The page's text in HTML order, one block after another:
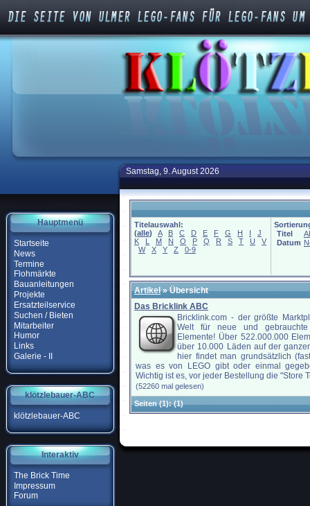
Hauptmenü
Startseite
News
Termine
Flohmärkte
Bauanleitungen
Projekte
Ersatzteilservice
Suchen / Bieten
Mitarbeiter
Humor
Links
Galerie - II
klötzlebauer-ABC
klötzlebauer-ABC
Interaktiv
The Brick Time
Impressum
Forum
Samstag, 9. August 2026
Titelauswahl:
(alle) A B C D E F G H I
J
K
L M N O P Q R S T U
V
W
X Y Z 0-9
Titel
Datum
Artikel»Übersicht
Das Bricklink ABC
Bricklink.com - der größte
Welt für neue und gebrauchte
Elemente! Über 522.000.000
über 10.000 Läden auf der
hier findet man grundsätzlich
was es von LEGO gibt oder einmal
Wichtig ist es, vor jeder Bestellung die "Store
(52260 mal gelesen)
Seiten(1):(1)